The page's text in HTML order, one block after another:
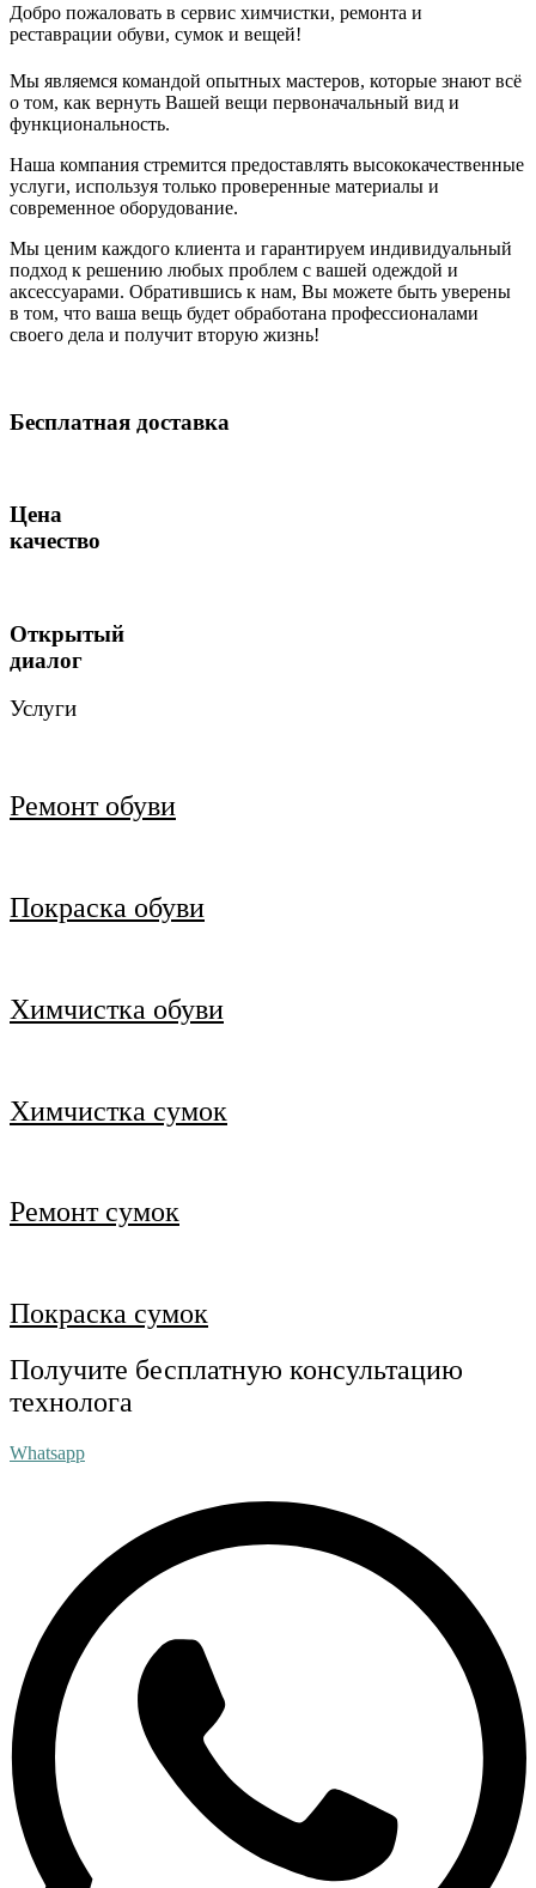
Добро пожаловать в сервис химчистки, ремонта и
реставрации обуви, сумок и вещей!
Мы являемся командой опытных мастеров, которые знают всё
о том, как вернуть Вашей вещи первоначальный вид и
функциональность.
Наша компания стремится предоставлять высококачественные
услуги, используя только проверенные материалы и
современное оборудование.
Мы ценим каждого клиента и гарантируем индивидуальный
подход к решению любых проблем с вашей одеждой и
аксессуарами. Обратившись к нам, Вы можете быть уверены
в том, что ваша вещь будет обработана профессионалами
своего дела и получит вторую жизнь!
Бесплатная доставка
Цена
качество
Открытый
диалог
Услуги
Ремонт обуви
Покраска обуви
Химчистка обуви
Химчистка сумок
Ремонт сумок
Покраска сумок
Получите бесплатную консультацию
технолога
Whatsapp